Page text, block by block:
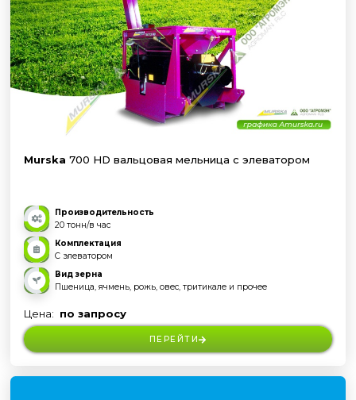
Murska 700 HD вальцовая мельница с элеватором
Производительность
20 тонн/в час
Комплектация
С элеватором
Вид зерна
Пшеница, ячмень, рожь, овес, тритикале и прочее
Цена: по запросу
ПЕРЕЙТИ